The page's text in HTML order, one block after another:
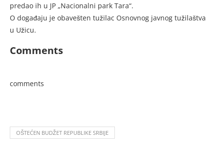
predao ih u JP „Nacionalni park Tara“.
O događaju je obavešten tužilac Osnovnog javnog tužilaštva
u Užicu.
Comments
comments
OŠTEĆEN BUDŽET REPUBLIKE SRBIJE